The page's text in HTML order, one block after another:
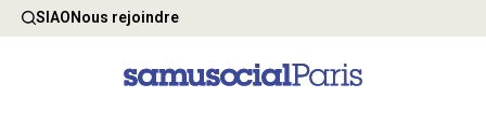
SIAONous rejoindre